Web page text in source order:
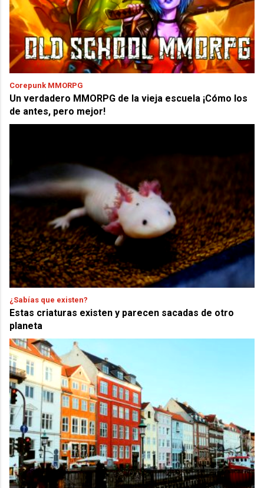
Corepunk MMORPG
Un verdadero MMORPG de la vieja escuela ¡Cómo los
de antes, pero mejor!
¿Sabías que existen?
Estas criaturas existen y parecen sacadas de otro
planeta